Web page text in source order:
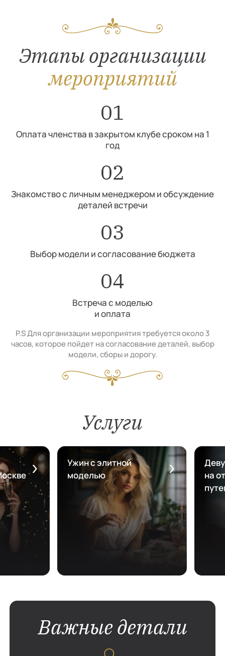
Этапы организации
мероприятий
01
Оплата членства в закрытом клубе сроком на 1
год
02
Знакомство с личным менеджером и обсуждение
деталей встречи
03
Выбор модели и согласование бюджета
04
Встреча с моделью
и оплата
P.S Для организации мероприятия требуется около 3
часов, которое пойдет на согласование деталей, выбор
модели, сборы и дорогу.
Услуги
Ужин с элитной
моделью
на
Важные детали